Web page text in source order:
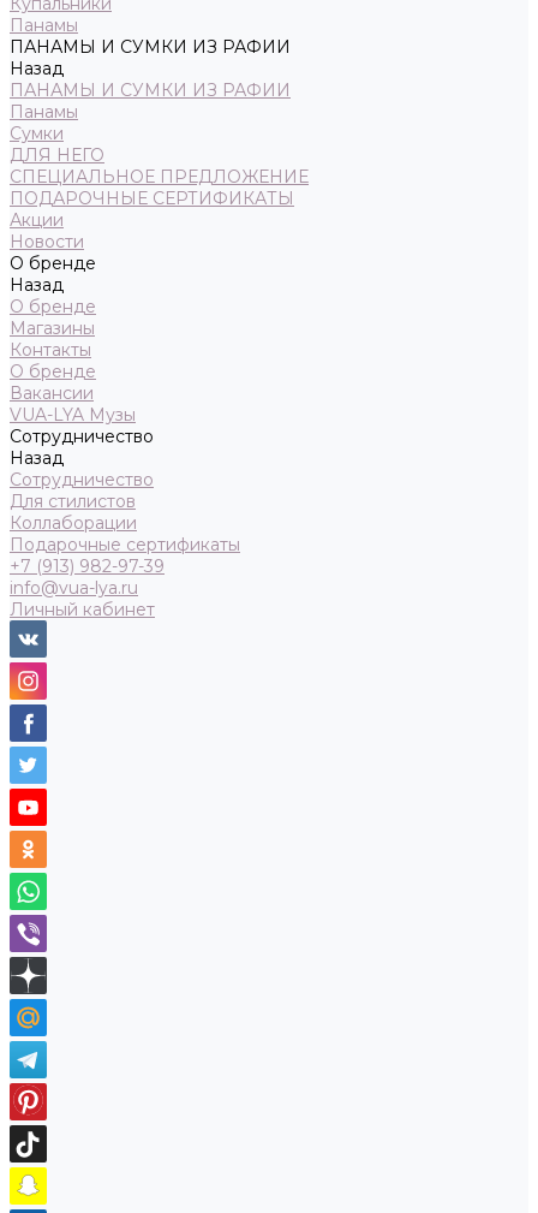
Панамы
ПАНАМЫ И СУМКИ ИЗ РАФИИ
Назад
ПАНАМЫ И СУМКИ ИЗ РАФИИ
Панамы
Сумки
ДЛЯ НЕГО
СПЕЦИАЛЬНОЕ ПРЕДЛОЖЕНИЕ
ПОДАРОЧНЫЕ СЕРТИФИКАТЫ
Акции
Новости
О бренде
Назад
О бренде
Магазины
Контакты
О бренде
Вакансии
VUA-LYA Музы
Сотрудничество
Назад
Сотрудничество
Для стилистов
Коллаборации
Подарочные сертификаты
+7 (913) 982-97-39
info@vua-lya.ru
Личный кабинет